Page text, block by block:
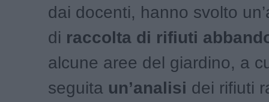
dai docenti, hanno svolto
di raccolta di rifiuti
alcune aree del giardino, a
seguita un’analisi dei rifiuti